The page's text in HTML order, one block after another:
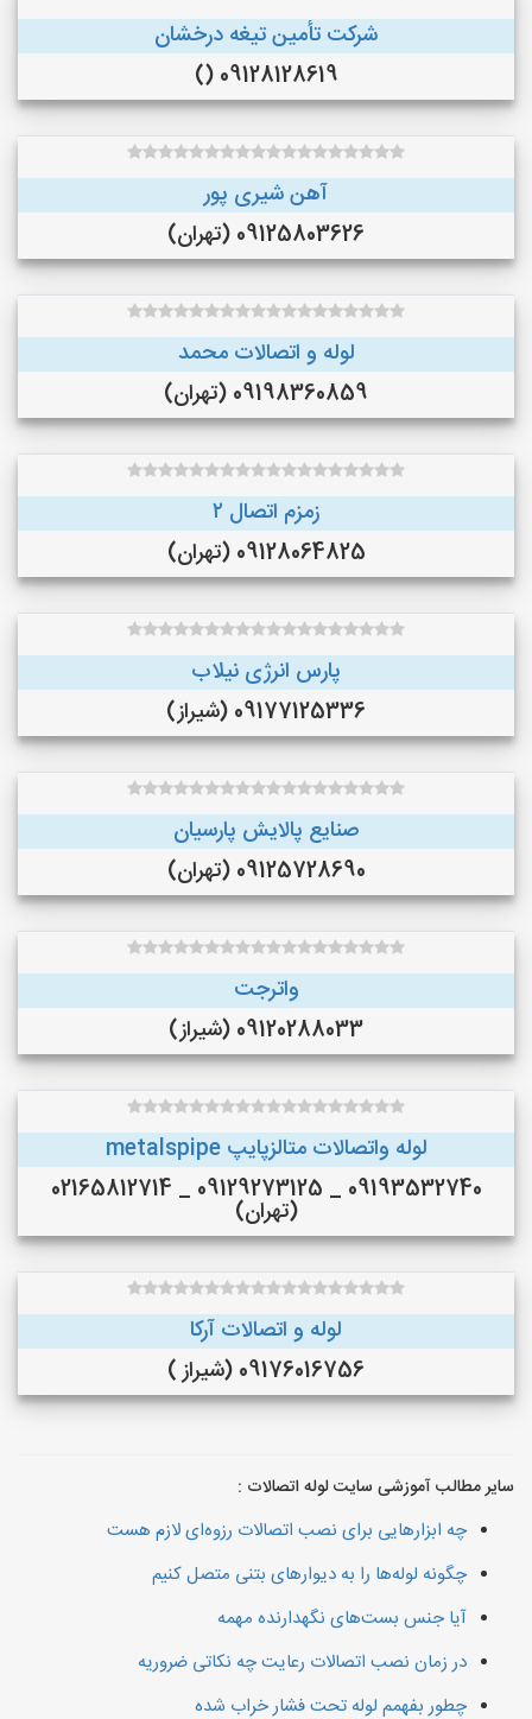
شرکت تأمین تیغه درخشان
09128128619 ()
آهن شیری پور
09125803626 (تهران)
لوله و اتصالات محمد
09198360859 (تهران)
زمزم اتصال ۲
09128064825 (تهران)
پارس انرژی نیلاب
09177125336 (شیراز)
صنایع پالایش پارسیان
09125728690 (تهران)
واترجت
09120288033 (شیراز)
لوله واتصالات متالزپایپ metalspipe
09193532740 _ 09129273125 _ 02165812714
(تهران)
لوله و اتصالات آرکا
09176016756 (شیراز )
سایر مطالب آموزشی سایت لوله اتصالات :
چه ابزارهایی برای نصب اتصالات رزوه‌ای لازم هست
چگونه لوله‌ها را به دیوارهای بتنی متصل کنیم
آیا جنس بست‌های نگهدارنده مهمه
در زمان نصب اتصالات رعایت چه نکاتی ضروریه
چطور بفهمم لوله تحت فشار خراب شده